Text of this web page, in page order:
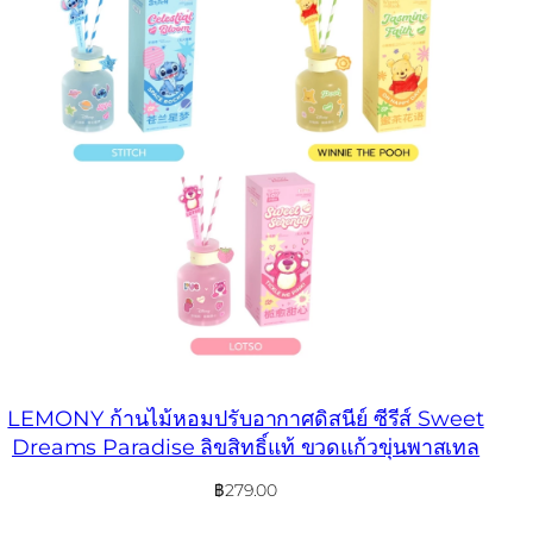
LEMONY ก้านไม้หอมปรับอากาศดิสนีย์ ซีรีส์ Sweet
Dreams Paradise ลิขสิทธิ์แท้ ขวดแก้วขุ่นพาสเทล
฿279.00